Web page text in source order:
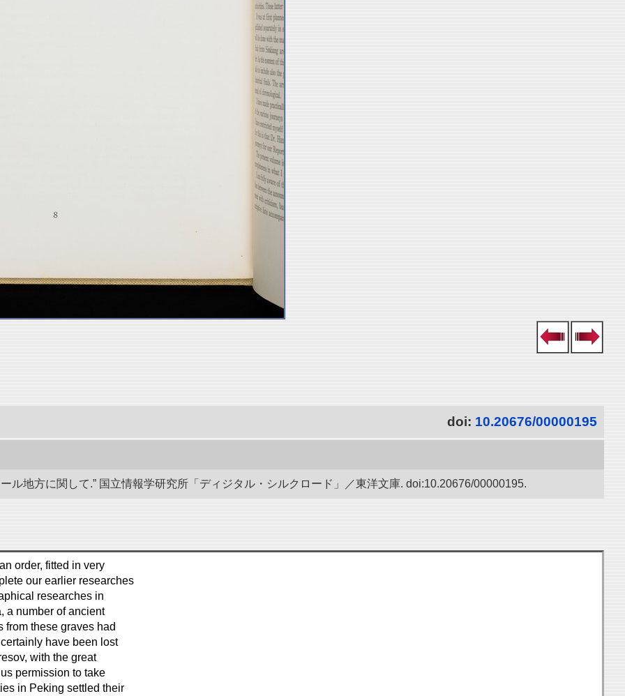
doi: 10.20676/00000195
ル地方に関して.” 国立情報学研究所「ディジタル・シルクロード」／東洋文庫. doi:10.20676/00000195.
order, fitted in very
our earlier researches
researches in
a number of ancient
from these graves had
have been lost
with the great
permission to take
in Peking settled their